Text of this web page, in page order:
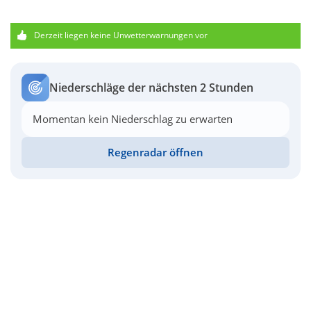
Derzeit liegen keine Unwetterwarnungen vor
Niederschläge der nächsten 2 Stunden
Momentan kein Niederschlag zu erwarten
Regenradar öffnen